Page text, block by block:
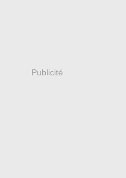
Publicité